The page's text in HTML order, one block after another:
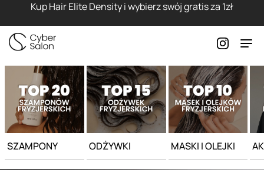
Kup Hair Elite Density i wybierz swój gratis za 1zł
SZAMPONY ODŻYWKI MASKI I OLEJKI
Strona główna - Cyber Salon